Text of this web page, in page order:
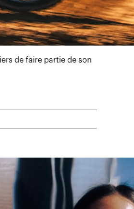
de faire partie de son